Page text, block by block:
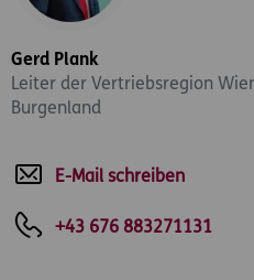
Gerd Plank
Leiter der Vertriebsregion
Burgenland
E-Mail schreiben
+43 676 883271131